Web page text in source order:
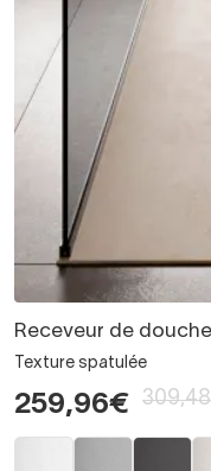
Receveur de
Texture spatulée
259,96€